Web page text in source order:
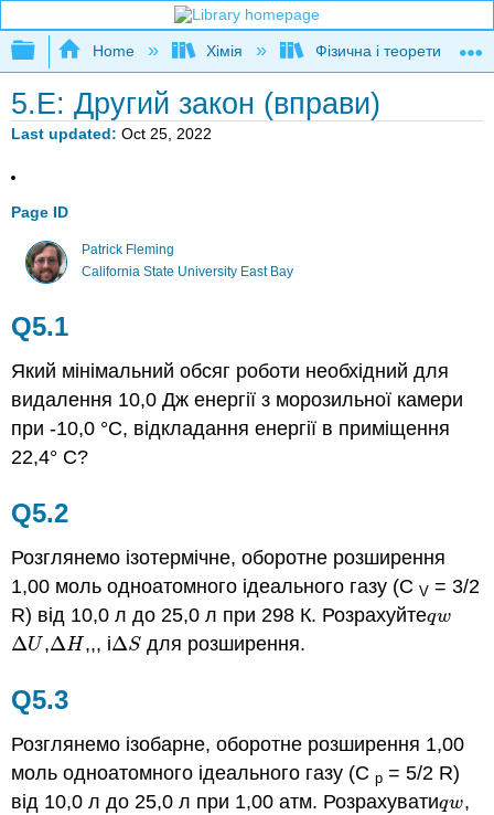
Expand/collapse global hierarchy
Home Хімія Фізична і теоретична
5.E: Другий закон (вправи)
Last updated Oct 25, 2022
Page ID
Patrick Fleming
California State University East Bay
Q5.1
Який мінімальний обсяг роботи необхідний для
видалення 10,0 Дж енергії з морозильної камери
при -10,0 °C, відкладання енергії в приміщення
22,4° C?
Q5.2
Розглянемо ізотермічне, оборотне розширення
1,00 моль одноатомного ідеального газу (CV = 3/2
R) від 10,0 л до 25,0 л при 298 К. Розрахуйтеq
qw
w
ΔU
ΔU ,ΔH
ΔH ,,, іΔS
ΔSдля розширення.
Q5.3
Розглянемо ізобарне, оборотне розширення 1,00
моль одноатомного ідеального газу (Cp = 5/2 R)
від 10,0 л до 25,0 л при 1,00 атм. Розрахуватиq
qw
w,